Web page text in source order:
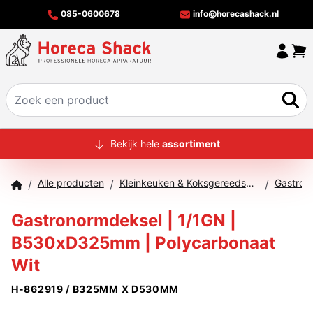
085-0600678 info@horecashack.nl
HOME
MERKEN
OFFERTECHECKER
Bekijk hele assortiment
/ Alle producten / Kleinkeuken & Koksgereedschap /
Gastronormdeksel | 1/1GN |
B530xD325mm | Polycarbonaat
Wit
H-862919 / B325MM X D530MM